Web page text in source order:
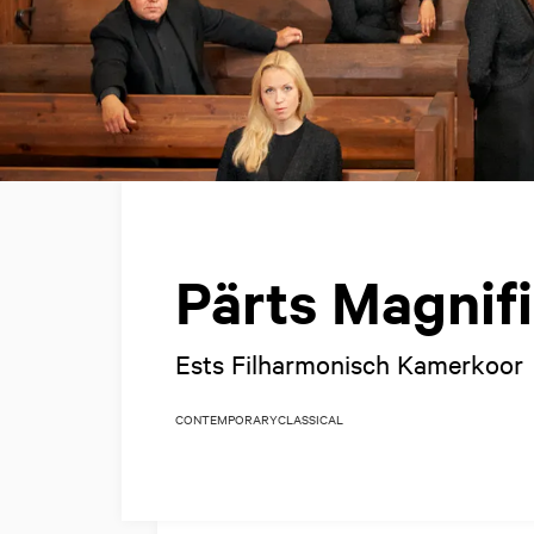
Pärts
Ests Filharmonisch Kamerkoor
CONTEMPORARYCLASSICAL